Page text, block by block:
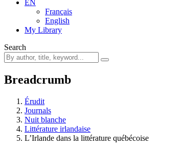
EN
Français
English
My Library
Search
Breadcrumb
Érudit
Journals
Nuit blanche
Littérature irlandaise
L’Irlande dans la littérature québécoise